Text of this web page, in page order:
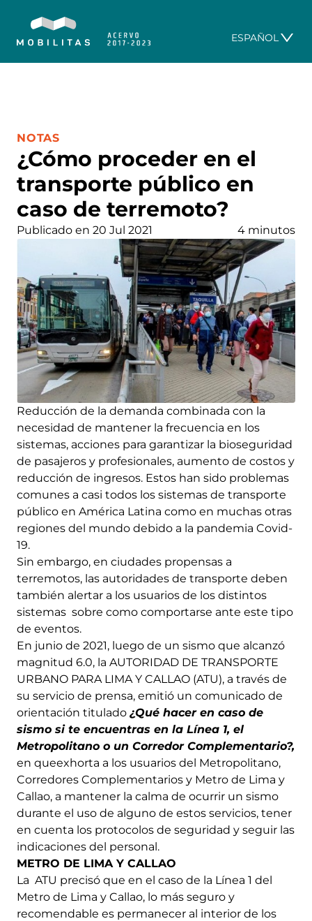
ESPAÑOL
¿Cómo proceder en el
transporte público en
caso de terremoto?
CATEGORÍA:
NOTAS
Publicado en 20 Jul 2021 4 minutos
Reducción de la demanda combinada con la
necesidad de mantener la frecuencia en los
sistemas, acciones para garantizar la bioseguridad
de pasajeros y profesionales, aumento de costos y
reducción de ingresos. Estos han sido problemas
comunes a casi todos los sistemas de transporte
público en América Latina como en muchas otras
regiones del mundo debido a la pandemia Covid-
19.
Sin embargo, en ciudades propensas a
terremotos, las autoridades de transporte deben
también alertar a los usuarios de los distintos
sistemas sobre como comportarse ante este tipo
de eventos.
En junio de 2021, luego de un sismo que alcanzó
magnitud 6.0, la AUTORIDAD DE TRANSPORTE
URBANO PARA LIMA Y CALLAO (ATU), a través de
su servicio de prensa, emitió un comunicado de
orientación titulado ¿Qué hacer en caso de
sismo si te encuentras en la Línea 1, el
Metropolitano o un Corredor Complementario?,
en queexhorta a los usuarios del Metropolitano,
Corredores Complementarios y Metro de Lima y
Callao, a mantener la calma de ocurrir un sismo
durante el uso de alguno de estos servicios, tener
en cuenta los protocolos de seguridad y seguir las
indicaciones del personal.
METRO DE LIMA Y CALLAO
La ATU precisó que en el caso de la Línea 1 del
Metro de Lima y Callao, lo más seguro y
recomendable es permanecer al interior de los